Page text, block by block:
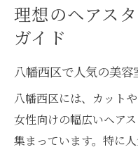
理想のヘアス
ガイド
八幡西区で人気の美
八幡西区には、カット
女性向けの幅広いヘア
集まっています。特に